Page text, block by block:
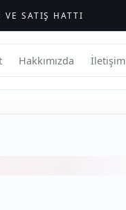
VE SATIŞ HATTI
Hakkımızda İletişim